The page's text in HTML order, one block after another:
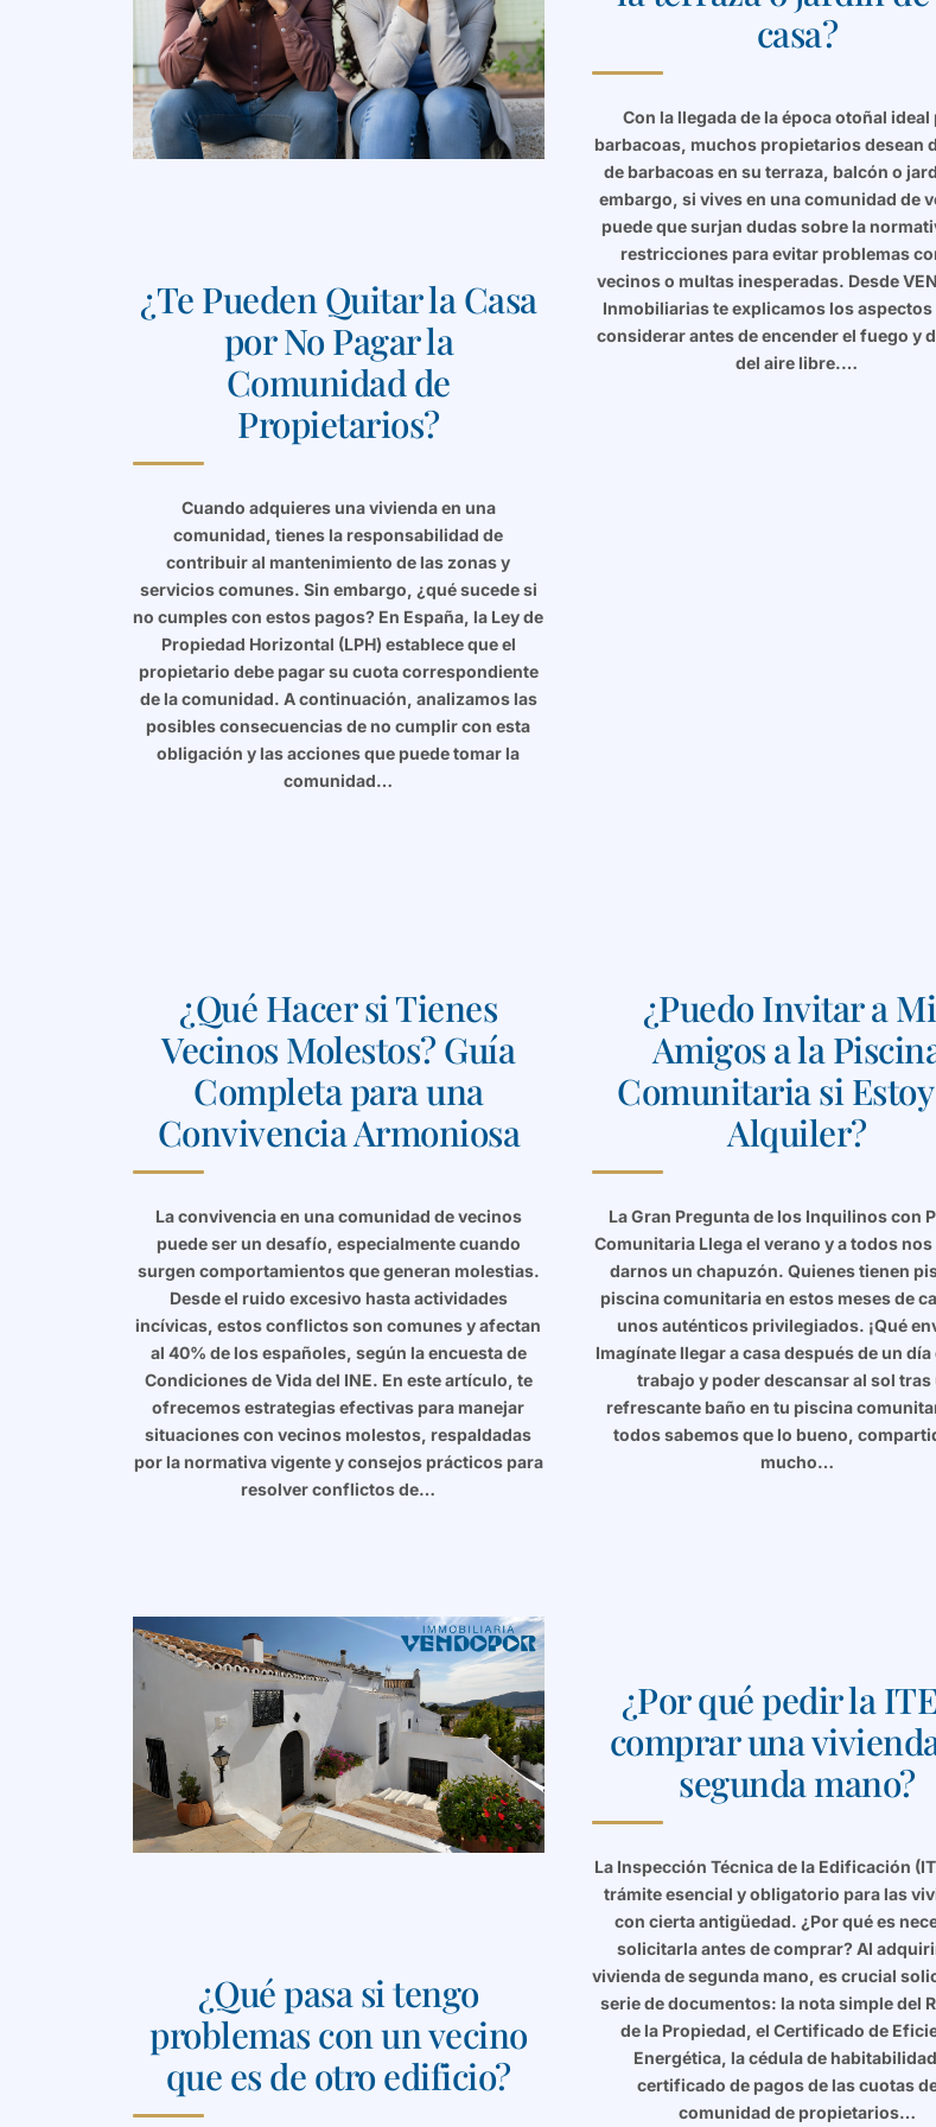
¿Te Pueden Quitar la Casa
por No Pagar la
Comunidad de
Propietarios?
Cuando adquieres una vivienda en una
comunidad, tienes la responsabilidad de
contribuir al mantenimiento de las zonas y
servicios comunes. Sin embargo, ¿qué sucede si
no cumples con estos pagos? En España, la Ley de
Propiedad Horizontal (LPH) establece que el
propietario debe pagar su cuota correspondiente
de la comunidad. A continuación, analizamos las
posibles consecuencias de no cumplir con esta
obligación y las acciones que puede tomar la
comunidad…
casa?
Con la llegada de la época otoñal ideal
barbacoas, muchos propietarios desean
de barbacoas en su terraza, balcón o
embargo, si vives en una comunidad de
puede que surjan dudas sobre la
restricciones para evitar problemas
vecinos o multas inesperadas. Desde
Inmobiliarias te explicamos los aspectos
considerar antes de encender el fuego y
del aire libre.…
¿Qué Hacer si Tienes
Vecinos Molestos? Guía
Completa para una
Convivencia Armoniosa
La convivencia en una comunidad de vecinos
puede ser un desafío, especialmente cuando
surgen comportamientos que generan molestias.
Desde el ruido excesivo hasta actividades
incívicas, estos conflictos son comunes y afectan
al 40% de los españoles, según la encuesta de
Condiciones de Vida del INE. En este artículo, te
ofrecemos estrategias efectivas para manejar
situaciones con vecinos molestos, respaldadas
por la normativa vigente y consejos prácticos para
resolver conflictos de…
¿Puedo Invitar a
Amigos a la
Comunitaria si
Alquiler?
La Gran Pregunta de los Inquilinos con
Comunitaria Llega el verano y a todos nos
darnos un chapuzón. Quienes tienen
piscina comunitaria en estos meses de
unos auténticos privilegiados. ¡Qué
Imagínate llegar a casa después de un
trabajo y poder descansar al sol tras
refrescante baño en tu piscina
todos sabemos que lo bueno,
mucho…
¿Qué pasa si tengo
problemas con un vecino
que es de otro edificio?
¿Por qué pedir la
comprar una
segunda mano?
La Inspección Técnica de la Edificación
trámite esencial y obligatorio para las
con cierta antigüedad. ¿Por qué es
solicitarla antes de comprar? Al
vivienda de segunda mano, es crucial
serie de documentos: la nota simple del
de la Propiedad, el Certificado de
Energética, la cédula de
certificado de pagos de las cuotas
comunidad de propietarios…